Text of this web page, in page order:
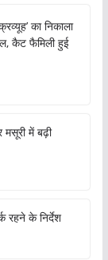
का निकाला
कैट फैमिली हुई
में बढ़ी
रहने के निर्देश